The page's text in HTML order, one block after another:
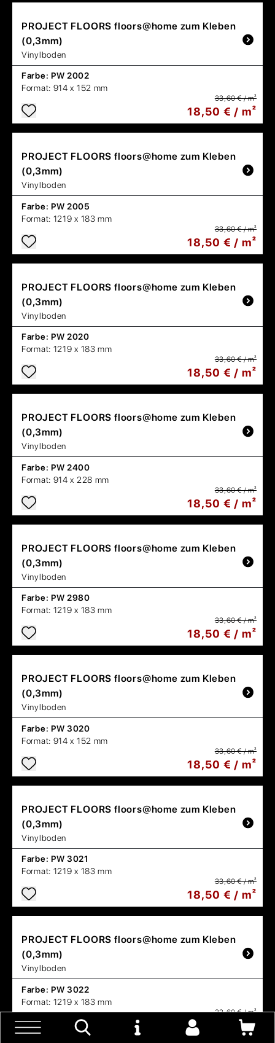
PROJECT FLOORS floors@home zum Kleben
(0,3mm)
Vinylboden
Farbe: PW 2002
Format: 914 x 152 mm
33,60 € / m²
18,50 € / m²
PROJECT FLOORS floors@home zum Kleben
(0,3mm)
Vinylboden
Farbe: PW 2005
Format: 1219 x 183 mm
33,60 € / m²
18,50 € / m²
PROJECT FLOORS floors@home zum Kleben
(0,3mm)
Vinylboden
Farbe: PW 2020
Format: 1219 x 183 mm
33,60 € / m²
18,50 € / m²
PROJECT FLOORS floors@home zum Kleben
(0,3mm)
Vinylboden
Farbe: PW 2400
Format: 914 x 228 mm
33,60 € / m²
18,50 € / m²
PROJECT FLOORS floors@home zum Kleben
(0,3mm)
Vinylboden
Farbe: PW 2980
Format: 1219 x 183 mm
33,60 € / m²
18,50 € / m²
PROJECT FLOORS floors@home zum Kleben
(0,3mm)
Vinylboden
Farbe: PW 3020
Format: 914 x 152 mm
33,60 € / m²
18,50 € / m²
PROJECT FLOORS floors@home zum Kleben
(0,3mm)
Vinylboden
Farbe: PW 3021
Format: 1219 x 183 mm
33,60 € / m²
18,50 € / m²
PROJECT FLOORS floors@home zum Kleben
(0,3mm)
Vinylboden
Farbe: PW 3022
Format: 1219 x 183 mm
33,60 € / m²
18,50 € / m²